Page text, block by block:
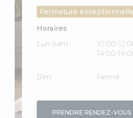
Fermeture
Horaires
Lun-Sam :
10:00-
14:00-
Dim Fermé
PRENDRE RENDEZ-VOUS